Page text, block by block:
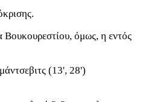
όμως, η εντός
(13', 28')